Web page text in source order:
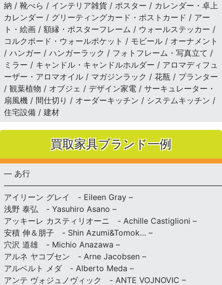
納 / 靴べら / インテリア雑貨 / ポスター / カレンダー・卓上
カレンダー / グリーティングカード・ポストカード / アー
ト・絵画 / 額縁・ポスターフレーム / ウォールステッカー /
コルクボード・ウォールポケット / モビール / オーナメント
/ ハンガー / ハンガーラック / フォトフレーム・写真立て /
ミラー / キャンドル・キャンドルホルダー / アロマディフュ
ーザー・アロマオイル / マガジンラック / 花瓶 / プランター
/ 観葉植物 / オブジェ / デザイン家電 / サーキュレーター・
扇風機 / 間仕切り / オーダーキッチン / システムキッチン /
住宅設備 / 建材
買取家具ブランド一例
— あ行
アイリーン グレイ - Eileen Gray –
浅野 泰弘 - Yasuhiro Asano –
アッキーレ カスティリオーニ - Achille Castiglioni –
安積 伸＆朋子 - Shin Azumi&Tomok… –
穴沢 道雄 - Michio Anazawa –
アルネ ヤコブセン - Arne Jacobsen –
アルベルト メダ - Alberto Meda –
アンテ ヴォジュノヴィック - ANTE VOJNOVIC –